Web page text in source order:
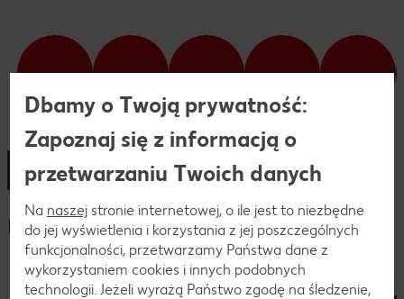
Proces rekrutacji
Dbamy o Twoją prywatność:
Zapoznaj się z informacją o
przetwarzaniu Twoich danych
Na naszej stronie internetowej, o ile jest to niezbędne
do jej wyświetlenia i korzystania z jej poszczególnych
funkcjonalności, przetwarzamy Państwa dane z
wykorzystaniem cookies i innych podobnych
technologii. Jeżeli wyrażą Państwo zgodę na śledzenie,